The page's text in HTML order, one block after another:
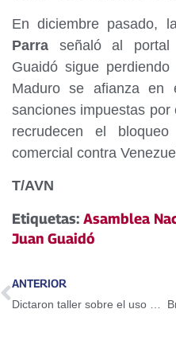
En diciembre pasado,
Parra señaló al portal
Guaidó sigue
Maduro se afianza
sanciones impuestas
recrudecen el
comercial contra
T/AVN
Etiquetas: Asamblea
Juan Guaidó
ANTERIOR